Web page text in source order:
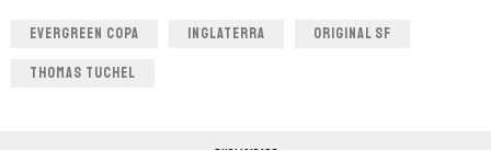
EVERGREEN COPA INGLATERRA ORIGINAL SF
THOMAS TUCHEL